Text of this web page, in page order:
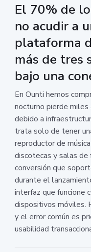
El 70% de
no acudir a
plataforma
más de tres
bajo una
En Ounti hemos
nocturno pierde miles
debido a
trata solo de tener
reproductor de
discotecas y salas de
conversión que
durante el
interfaz que funcione
dispositivos móviles.
y el error común es
usabilidad